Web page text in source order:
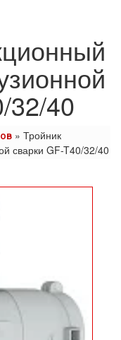
32/40
» Тройник
сварки GF-T40/32/40